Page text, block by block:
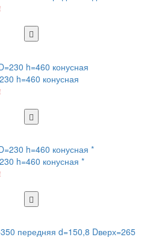
h=460 конусная
h=460 конусная *